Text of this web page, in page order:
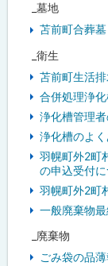
_墓地
苫前町合葬
_衛生
苫前町生活
合併処理浄
浄化槽管理
浄化槽のよ
羽幌町外2町
の申込受付に
羽幌町外2町
一般廃棄物
_廃棄物
ごみ袋の品